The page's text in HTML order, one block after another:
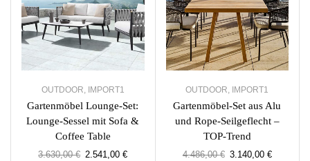
OUTDOOR, IMPORT1
Gartenmöbel Lounge-Set:
Lounge-Sessel mit Sofa &
Coffee Table
3.630,00€ 2.541,00€
OUTDOOR, IMPORT1
Gartenmöbel-Set aus Alu
und Rope-Seilgeflecht –
TOP-Trend
4.486,00€ 3.140,00 €